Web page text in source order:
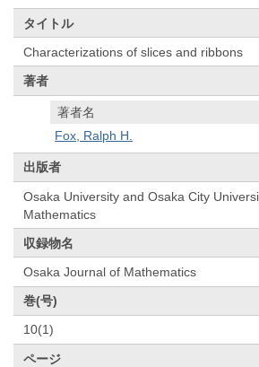
タイトル
Characterizations of slices and ribbons
著者
著者名
Fox, Ralph H.
出版者
Osaka University and Osaka City
Mathematics
収録物名
Osaka Journal of Mathematics
巻(号)
10(1)
ページ